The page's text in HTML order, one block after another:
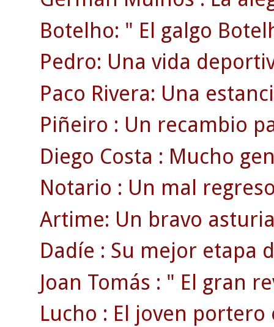
Botelho: " El galgo
Pedro: Una vida
Paco Rivera: Una
Piñeiro : Un recambio
Diego Costa : Mucho
Notario : Un mal
Artime: Un bravo
Dadíe : Su mejor etapa
Joan Tomás : " El gran
Lucho : El joven